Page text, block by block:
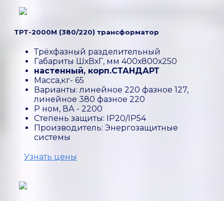
ТРТ-2000М (380/220) трансформатор
Трёхфазный разделительный
Габариты ШхВхГ, мм 400х800х250
настенный, корп.СТАНДАРТ
Масса,кг- 65
Варианты: линейное 220 фазное 127,
линейное 380 фазное 220
P ном, ВА - 2200
Степень защиты: IP20/IP54
Производитель: Энергозащитные
системы
Узнать цены